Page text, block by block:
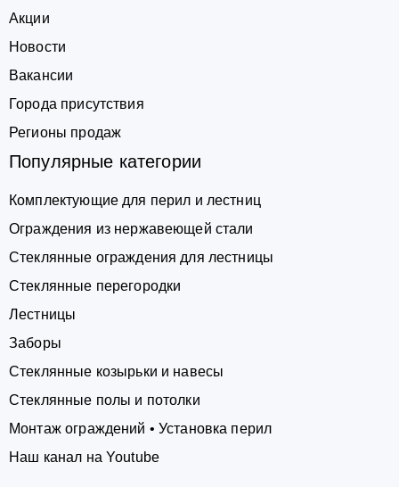
Акции
Новости
Вакансии
Города присутствия
Регионы продаж
Популярные категории
Комплектующие для перил и лестниц
Ограждения из нержавеющей стали
Стеклянные ограждения для лестницы
Стеклянные перегородки
Лестницы
Заборы
Стеклянные козырьки и навесы
Стеклянные полы и потолки
Монтаж ограждений • Установка перил
Наш канал на Youtube